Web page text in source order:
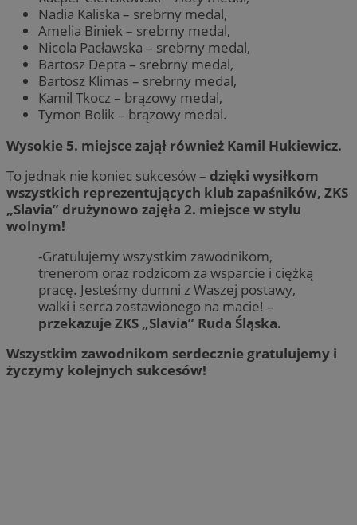
Nadia Kaliska – srebrny medal,
Amelia Biniek – srebrny medal,
Nicola Pacławska – srebrny medal,
Bartosz Depta – srebrny medal,
Bartosz Klimas – srebrny medal,
Kamil Tkocz – brązowy medal,
Tymon Bolik – brązowy medal.
Wysokie 5. miejsce zajął również Kamil Hukiewicz.
To jednak nie koniec sukcesów – dzięki wysiłkom
wszystkich reprezentujących klub zapaśników, ZKS
„Slavia” drużynowo zajęła 2. miejsce w stylu
wolnym!
-Gratulujemy wszystkim zawodnikom,
trenerom oraz rodzicom za wsparcie i ciężką
pracę. Jesteśmy dumni z Waszej postawy,
walki i serca zostawionego na macie! –
przekazuje ZKS „Slavia” Ruda Śląska.
Wszystkim zawodnikom serdecznie gratulujemy i
życzymy kolejnych sukcesów!